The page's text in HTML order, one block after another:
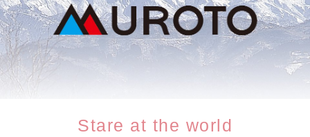
Stare at the world